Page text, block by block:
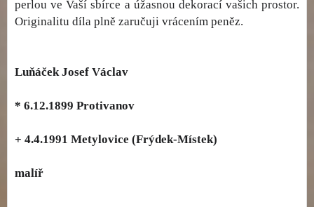
perlou ve Vaší sbírce a úžasnou dekorací vašich prostor.
Originalitu díla plně zaručuji vrácením peněz.
Luňáček Josef Václav
* 6.12.1899 Protivanov
+ 4.4.1991 Metylovice (Frýdek-Místek)
malíř